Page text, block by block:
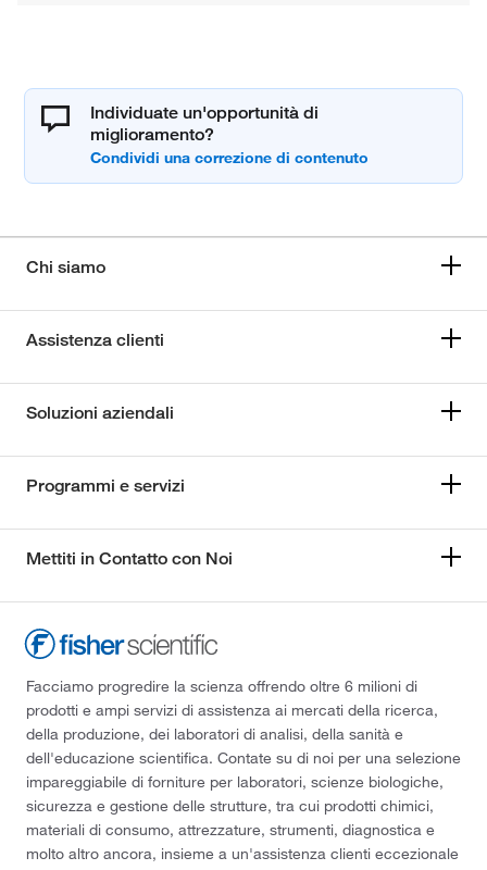
Individuate un'opportunità di
miglioramento?
Chi siamo
Assistenza clienti
Soluzioni aziendali
Programmi e servizi
Mettiti in Contatto con Noi
Facciamo progredire la scienza offrendo oltre 6 milioni di
prodotti e ampi servizi di assistenza ai mercati della ricerca,
della produzione, dei laboratori di analisi, della sanità e
dell'educazione scientifica. Contate su di noi per una selezione
impareggiabile di forniture per laboratori, scienze biologiche,
sicurezza e gestione delle strutture, tra cui prodotti chimici,
materiali di consumo, attrezzature, strumenti, diagnostica e
molto altro ancora, insieme a un'assistenza clienti eccezionale